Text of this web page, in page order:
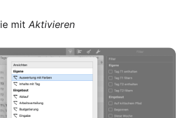
mit Aktivieren